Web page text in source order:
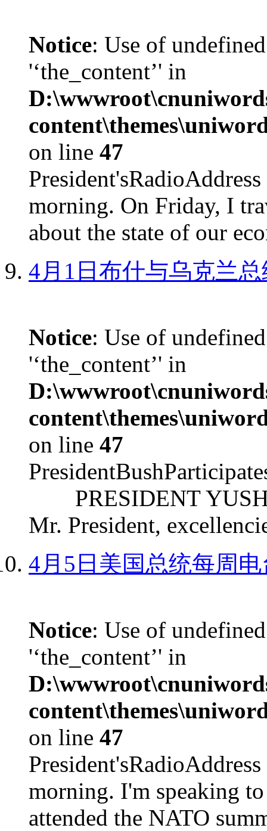
Notice: Use of
'‘the_content’' in
on line 47
morning. On Friday, I
about the state of our
4月1日布什与乌克兰
Notice: Use of
'‘the_content’' in
on line 47
PRESIDENT
Mr. President,
4月5日美国总统每周
Notice: Use of
'‘the_content’' in
on line 47
morning. I'm speaking
attended the NATO